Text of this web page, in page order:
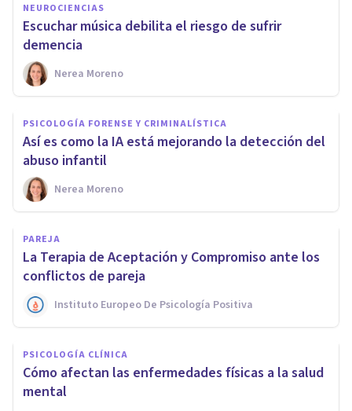
NEUROCIENCIAS
Escuchar música debilita el riesgo de sufrir
demencia
Nerea Moreno
PSICOLOGÍA FORENSE Y CRIMINALÍSTICA
Así es como la IA está mejorando la detección del
abuso infantil
Nerea Moreno
PAREJA
La Terapia de Aceptación y Compromiso ante los
conflictos de pareja
Instituto Europeo De Psicología Positiva
PSICOLOGÍA CLÍNICA
Cómo afectan las enfermedades físicas a la salud
mental